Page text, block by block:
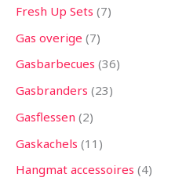
Fresh Up Sets 7
Gas overige 7
Gasbarbecues 36
Gasbranders 23
Gasflessen 2
Gaskachels 11
Hangmat accessoires 4